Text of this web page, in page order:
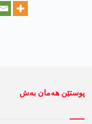
پوستێن ھەمان بەش